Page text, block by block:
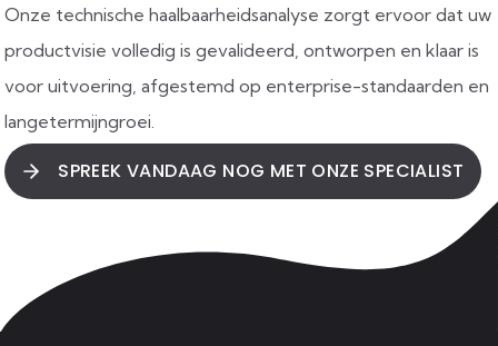
Onze technische haalbaarheidsanalyse zorgt ervoor dat uw
productvisie volledig is gevalideerd, ontworpen en klaar is
voor uitvoering, afgestemd op enterprise-standaarden en
langetermijngroei.
SPREEK VANDAAG NOG MET ONZE SPECIALIST